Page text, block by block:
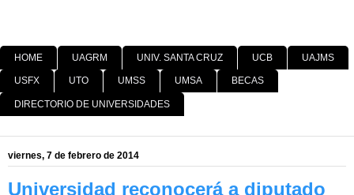
HOME UAGRM UNIV. SANTA CRUZ UCB UAJMS
USFX UTO UMSS UMSA BECAS
DIRECTORIO DE UNIVERSIDADES
viernes, 7 de febrero de 2014
Universidad reconocerá a diputado